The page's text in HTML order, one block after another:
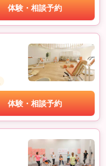
体験・相談予約
体験・相談予約